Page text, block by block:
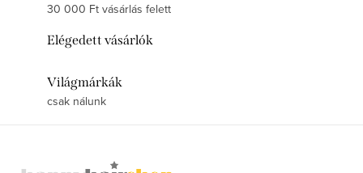
30 000 Ft vásárlás felett
Elégedett vásárlók
Világmárkák
csak nálunk